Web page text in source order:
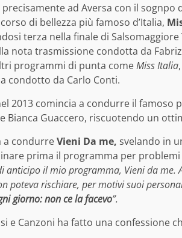
ad Aversa con il sognpo
di bellezza più famoso d’Italia,
terza nella finale di
nota trasmissione condotta da
programmi di punta comeMiss Italia,
condotto da Carlo Conti.
2013 comincia a condurre il famoso
Bianca Guaccero, riscuotendo un
a condurreVieni Da me, svelando in
prima il programma per problemi
anticipo il mio programma, Vieni da me.
poteva rischiare, per motivi suoi
giorno: non ce la facevo”.
e Canzoni ha fatto una confessione